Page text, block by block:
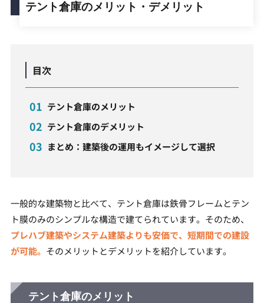
テント倉庫のメリット・デメリット
目次
テント倉庫のメリット
テント倉庫のデメリット
まとめ：建築後の運用もイメージして選択
一般的な建築物と比べて、テント倉庫は鉄骨フレームとテン
ト膜のみのシンプルな構造で建てられています。そのため、
プレハブ建築やシステム建築よりも安価で、短期間での建設
が可能。 そのメリットとデメリットを紹介しています。
テント倉庫のメリット